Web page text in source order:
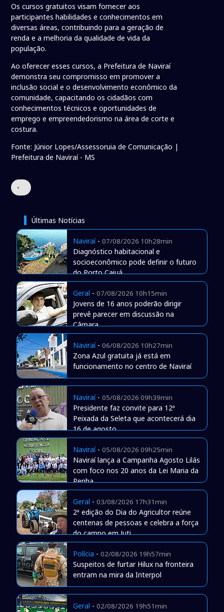
Os cursos gratuitos visam fornecer aos
participantes habilidades e conhecimentos em
diversas áreas, contribuindo para a geração de
renda e a melhoria da qualidade de vida da
população.
Ao oferecer esses cursos, a Prefeitura de Naviraí
demonstra seu compromisso em promover a
inclusão social e o desenvolvimento econômico da
comunidade, capacitando os cidadãos com
conhecimentos técnicos e oportunidades de
emprego e empreendedorismo na área de corte e
costura.
Fonte: Júnior Lopes/Assessoruia de Comunicação |
Prefeitura de Naviraí - MS
•
Últimas Notícias
Naviraí- 07/08/2026 10h28min
Diagnóstico habitacional e
socioeconômico pode definir o futuro
do Porto Caiuá
Geral - 07/08/2026 10h15min
Jovens de 16 anos poderão dirigir
prevê parecer em discussão na
Câmara
Naviraí- 06/08/2026 10h27min
Zona Azul gratuita já está em
funcionamento no centro de Naviraí
Naviraí- 05/08/2026 09h39min
Presidente faz convite para 12ª
Peixada da Seleta que acontecerá dia
16 de agosto
Naviraí- 05/08/2026 09h25min
Naviraí lança a Campanha Agosto Lilás
com foco nos 20 anos da Lei Maria da
Penha
Geral - 03/08/2026 17h31min
2ª edição do Dia do Agricultor reúne
centenas de pessoas e celebra a força
do campo em Juti
Polícia - 02/08/2026 19h57min
Suspeitos de furtar Hilux na fronteira
entram na mira da Interpol
Geral - 02/08/2026 19h51min